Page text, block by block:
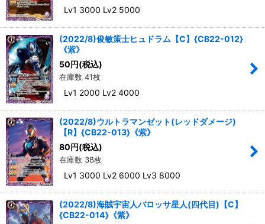
Lv1 3000 Lv2 5000
(2022/8)俊敏策士ヒュドラム【C】{CB22-012}
《紫》
50 円(税込)
在庫数 41枚
Lv1 2000 Lv2 4000
(2022/8)ウルトラマンゼット(レッドダメージ)
【R】{CB22-013}《紫》
80 円(税込)
在庫数 38枚
Lv1 3000 Lv2 6000 Lv3 8000
(2022/8)海賊宇宙人バロッサ星人(四代目)【C】
{CB22-014}《紫》